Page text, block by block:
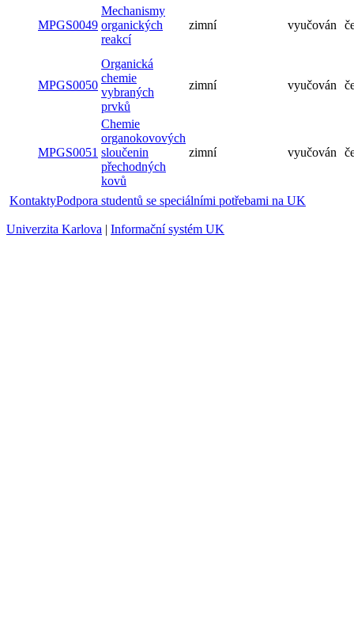
MPGS0049
Mechanismy
organických
reakcí
zimní vyučován
MPGS0050
Organická
chemie
vybraných
prvků
zimní vyučován
MPGS0051
Chemie
organokovových
sloučenin
přechodných
kovů
zimní vyučován
KontaktyPodpora studentů se speciálními potřebami na UK
Univerzita Karlova | Informační systém UK